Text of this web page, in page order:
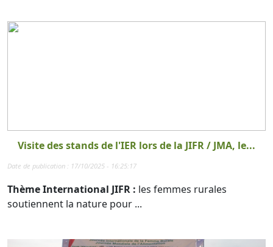
Visite des stands de l'IER lors de la JIFR / JMA, le...
Date de publication : 17/10/2025 - 16:25:17
Thème International JIFR : les femmes rurales
soutiennent la nature pour ...